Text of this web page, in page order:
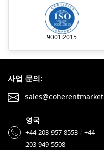
9001:2015
사업 문의:
영국
+44-203-957-8553/+44-
203-949-5508